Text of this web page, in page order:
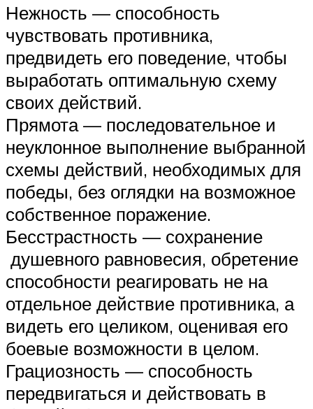
Нежность — способность
чувствовать противника,
предвидеть его поведение, чтобы
выработать оптимальную схему
своих действий.
Прямота — последовательное и
неуклонное выполнение выбранной
схемы действий, необходимых для
победы, без оглядки на возможное
собственное поражение.
Бесстрастность — сохранение
душевного равновесия, обретение
способности реагировать не на
отдельное действие противника, а
видеть его целиком, оценивая его
боевые возможности в целом.
Грациозность — способность
передвигаться и действовать в